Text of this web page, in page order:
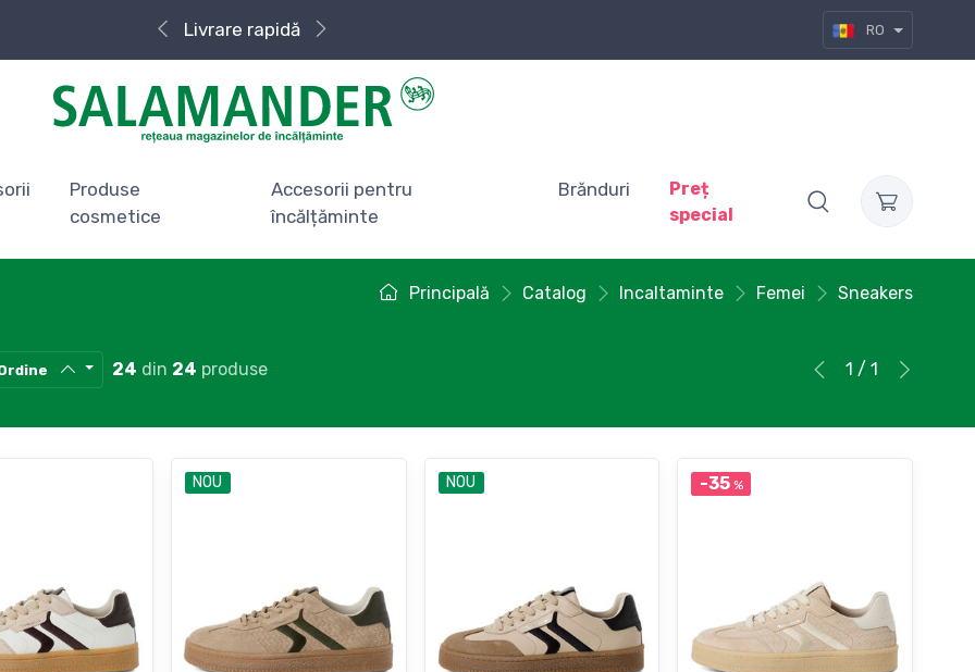
Livrare rapidă RO
Produse
cosmetice
Accesorii pentru
încălțăminte
Brănduri
Preț
special
Principală Catalog Incaltaminte Femei Sneakers
24 din 24 produse 1 / 1
NOU NOU -35%